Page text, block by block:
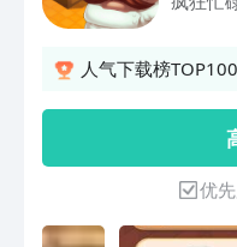
人气下载榜TOP100
优